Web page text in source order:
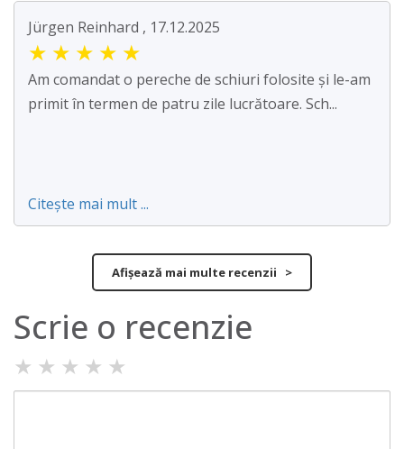
Jürgen Reinhard , 17.12.2025
★ ★ ★ ★ ★
Am comandat o pereche de schiuri folosite și le-am
primit în termen de patru zile lucrătoare. Sch...
Citește mai mult ...
Afișează mai multe recenzii >
Scrie o recenzie
★ ★ ★ ★ ★